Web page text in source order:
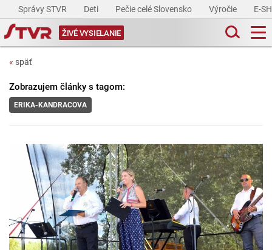
Správy STVR Deti Pečie celé Slovensko Výročie E-
ŽIVÉ VYSIELANIE
« späť
Zobrazujem články s tagom:
ERIKA-KANDRACOVA